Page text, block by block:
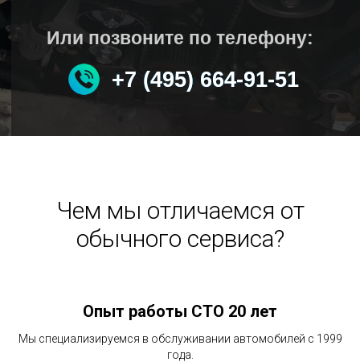
+7 (495) 664-91-51
Или позвоните по телефону:
+7 (495) 664-91-51
Чем мы отличаемся от
обычного сервиса?
Опыт работы СТО 20 лет
Мы специализируемся в обслуживании автомобилей с 1999
года.